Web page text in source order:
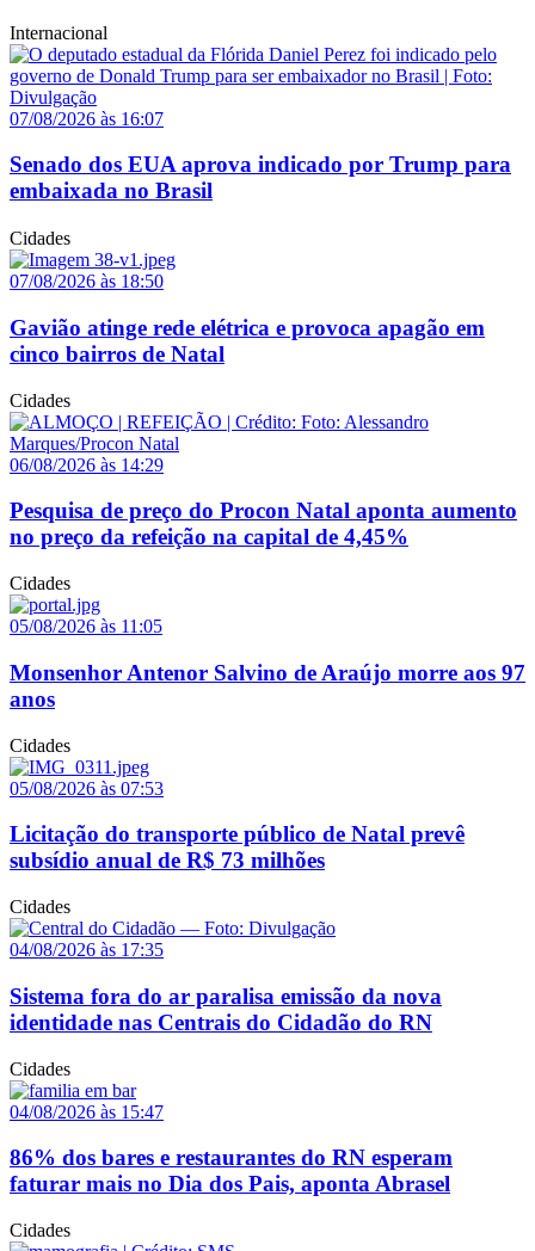
Internacional
07/08/2026 às 16:07
Senado dos EUA aprova indicado por Trump para
embaixada no Brasil
Cidades
07/08/2026 às 18:50
Gavião atinge rede elétrica e provoca apagão em
cinco bairros de Natal
Cidades
06/08/2026 às 14:29
Pesquisa de preço do Procon Natal aponta aumento
no preço da refeição na capital de 4,45%
Cidades
05/08/2026 às 11:05
Monsenhor Antenor Salvino de Araújo morre aos 97
anos
Cidades
05/08/2026 às 07:53
Licitação do transporte público de Natal prevê
subsídio anual de R$ 73 milhões
Cidades
04/08/2026 às 17:35
Sistema fora do ar paralisa emissão da nova
identidade nas Centrais do Cidadão do RN
Cidades
04/08/2026 às 15:47
86% dos bares e restaurantes do RN esperam
faturar mais no Dia dos Pais, aponta Abrasel
Cidades